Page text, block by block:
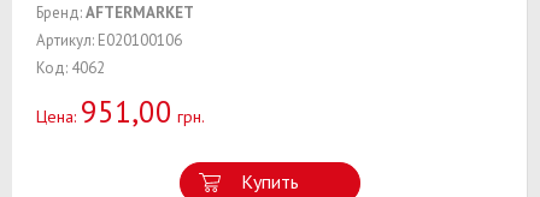
Бренд:AFTERMARKET
Артикул: E020100106
Код: 4062
Цена: 951,00 грн.
Купить